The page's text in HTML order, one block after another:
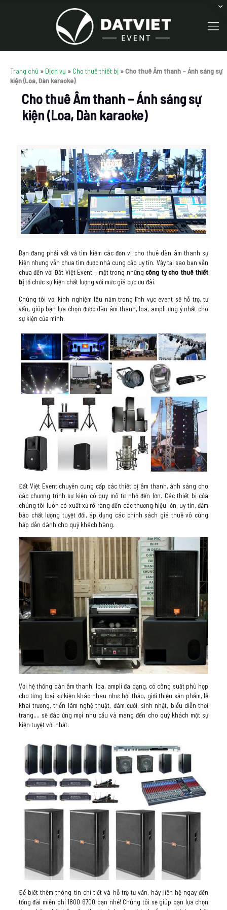
Trang chủ » Dịch vụ » Cho thuê thiết bị »Cho thuê Âm thanh – Ánh sáng sự
kiện (Loa, Dàn karaoke)
Cho thuê Âm thanh – Ánh sáng sự
kiện (Loa, Dàn karaoke)
Bạn đang phải vất vả tìm kiếm các đơn vị cho thuê dàn âm thanh sự
kiện nhưng vẫn chưa tìm được nhà cung cấp uy tín. Vậy tại sao bạn vẫn
chưa đến với Đất Việt Event – một trong nhữngcông ty cho thuê thiết
bịtổ chức sự kiện chất lượng với mức giá cực ưu đãi.
Chúng tôi với kinh nghiệm lâu năm trong lĩnh vực event sẽ hỗ trợ, tư
vấn, giúp bạn lựa chọn được dàn âm thanh, loa, ampli ưng ý nhất cho
sự kiện của mình.
Đất Việt Event chuyên cung cấp các thiết bị âm thanh, ánh sáng cho
các chương trình sự kiện có quy mô từ nhỏ đến lớn. Các thiết bị của
chúng tôi luôn có xuất xứ rõ ràng đến các thương hiệu lớn, uy tín, đảm
bảo chất lượng tuyệt đối, áp dụng các chính sách giá thuê vô cùng
hấp dẫn dành cho quý khách hàng.
Với hệ thống dàn âm thanh, loa, ampli đa dạng, có công suất phù hợp
cho từng loại sự kiện khác nhau như: hội thảo, giới thiệu sản phẩm, lễ
khai trương, triển lãm nghệ thuật, đám cưới, sinh nhật, biểu diễn thời
trang,… sẽ đáp ứng mọi nhu cầu và mang đến cho quý khách một sự
kiện tuyệt vời nhất.
Để biết thêm thông tin chi tiết và hỗ trợ tư vấn, hãy liên hệ ngay đến
tổng đài miễn phí 1800 6700 bạn nhé! Chúng tôi sẽ giúp bạn lựa chọn